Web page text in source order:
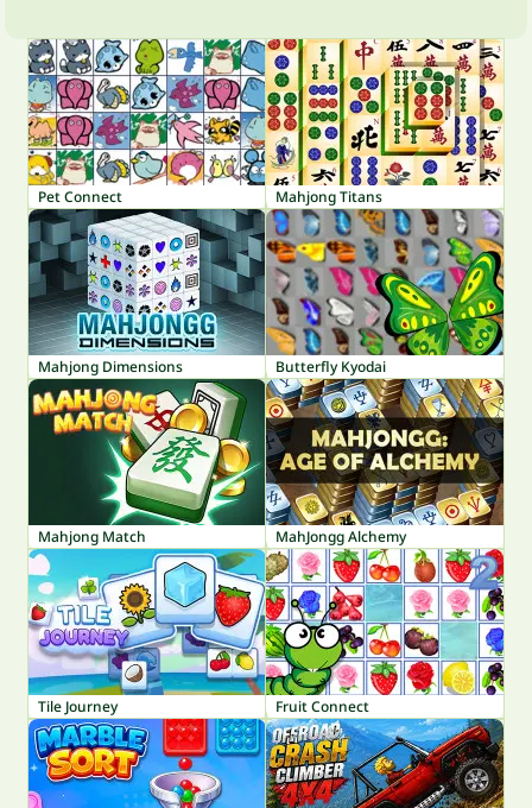
Pet Connect Mahjong Titans
Mahjong Dimensions Butterfly Kyodai
Mahjong Match MahJongg Alchemy
Tile Journey Fruit Connect